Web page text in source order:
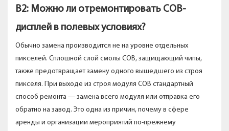
В2: Можно ли отремонтировать COB-
дисплей в полевых условиях?
Обычно замена производится не на уровне отдельных
пикселей. Сплошной слой смолы COB, защищающий чипы,
также предотвращает замену одного вышедшего из строя
пикселя. При выходе из строя модуля COB стандартный
способ ремонта — замена всего модуля или отправка его
обратно на завод. Это одна из причин, почему в сфере
аренды и организации мероприятий по-прежнему